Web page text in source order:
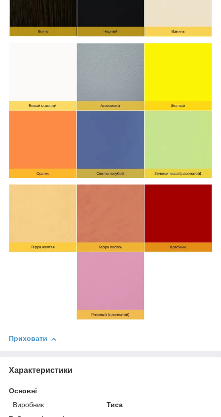
Приховати
Характеристики
Основні
Виробник
Тиса